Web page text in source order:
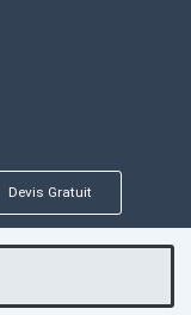
Devis Gratuit